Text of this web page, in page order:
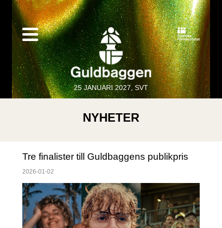
25 JANUARI 2027, SVT
NYHETER
Tre finalister till Guldbaggens publikpris
2026-01-02